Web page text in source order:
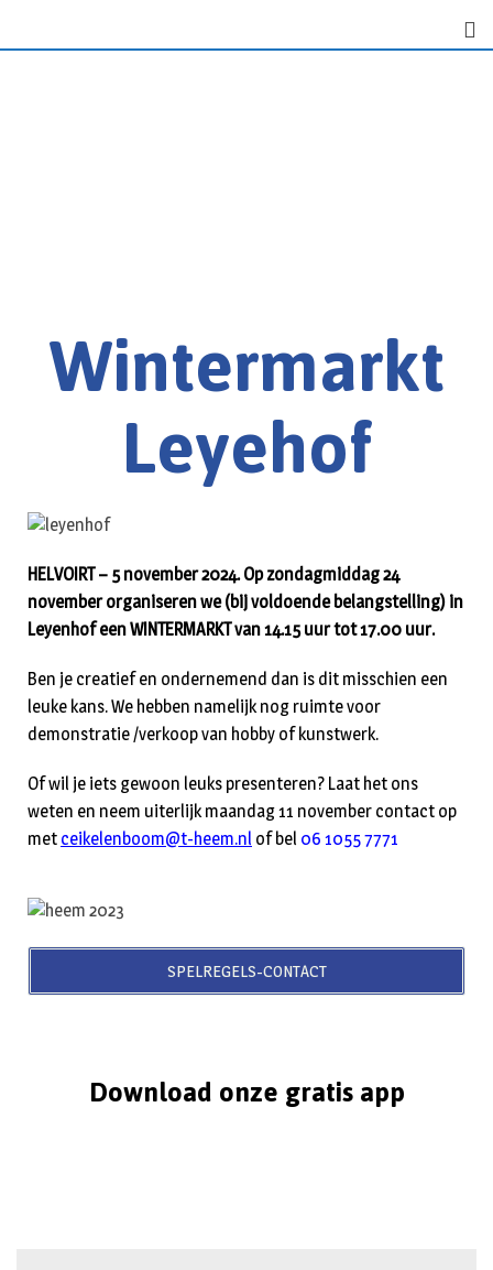
Wintermarkt
Leyehof
HELVOIRT – 5 november 2024. Op zondagmiddag 24
november organiseren we (bij voldoende belangstelling) in
Leyenhof een WINTERMARKT van 14.15 uur tot 17.00 uur.
Ben je creatief en ondernemend dan is dit misschien een
leuke kans. We hebben namelijk nog ruimte voor
demonstratie /verkoop van hobby of kunstwerk.
Of wil je iets gewoon leuks presenteren? Laat het ons
weten en neem uiterlijk maandag 11 november contact op
met ceikelenboom@t-heem.nl of bel 06 1055 7771
SPELREGELS-CONTACT
Download onze gratis app